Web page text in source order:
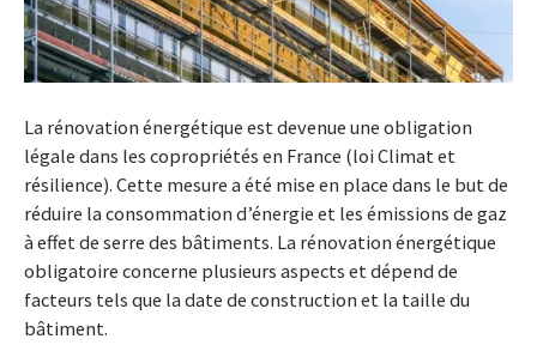
La rénovation énergétique est devenue une obligation
légale dans les copropriétés en France (loi Climat et
résilience). Cette mesure a été mise en place dans le but de
réduire la consommation d’énergie et les émissions de gaz
à effet de serre des bâtiments. La rénovation énergétique
obligatoire concerne plusieurs aspects et dépend de
facteurs tels que la date de construction et la taille du
bâtiment.